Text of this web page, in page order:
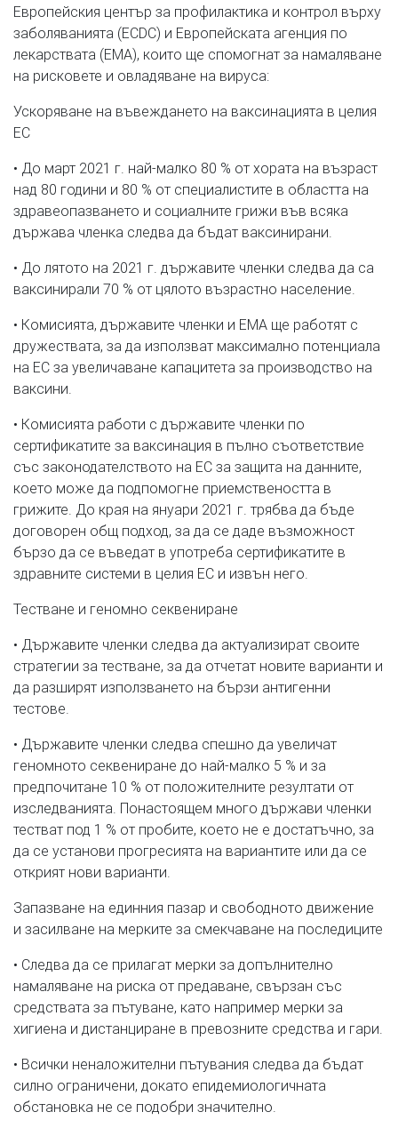
Европейския център за профилактика и контрол върху
заболяванията (ECDC) и Европейската агенция по
лекарствата (EMA), които ще спомогнат за намаляване
на рисковете и овладяване на вируса:
Ускоряване на въвеждането на ваксинацията в целия
ЕС
• До март 2021 г. най-малко 80 % от хората на възраст
над 80 години и 80 % от специалистите в областта на
здравеопазването и социалните грижи във всяка
държава членка следва да бъдат ваксинирани.
• До лятото на 2021 г. държавите членки следва да са
ваксинирали 70 % от цялото възрастно население.
• Комисията, държавите членки и EMA ще работят с
дружествата, за да използват максимално потенциала
на ЕС за увеличаване капацитета за производство на
ваксини.
• Комисията работи с държавите членки по
сертификатите за ваксинация в пълно съответствие
със законодателството на ЕС за защита на данните,
което може да подпомогне приемствеността в
грижите. До края на януари 2021 г. трябва да бъде
договорен общ подход, за да се даде възможност
бързо да се въведат в употреба сертификатите в
здравните системи в целия ЕС и извън него.
Тестване и геномно секвениране
• Държавите членки следва да актуализират своите
стратегии за тестване, за да отчетат новите варианти и
да разширят използването на бързи антигенни
тестове.
• Държавите членки следва спешно да увеличат
геномното секвениране до най-малко 5 % и за
предпочитане 10 % от положителните резултати от
изследванията. Понастоящем много държави членки
тестват под 1 % от пробите, което не е достатъчно, за
да се установи прогресията на вариантите или да се
открият нови варианти.
Запазване на единния пазар и свободното движение
и засилване на мерките за смекчаване на последиците
• Следва да се прилагат мерки за допълнително
намаляване на риска от предаване, свързан със
средствата за пътуване, като например мерки за
хигиена и дистанциране в превозните средства и гари.
• Всички неналожителни пътувания следва да бъдат
силно ограничени, докато епидемиологичната
обстановка не се подобри значително.